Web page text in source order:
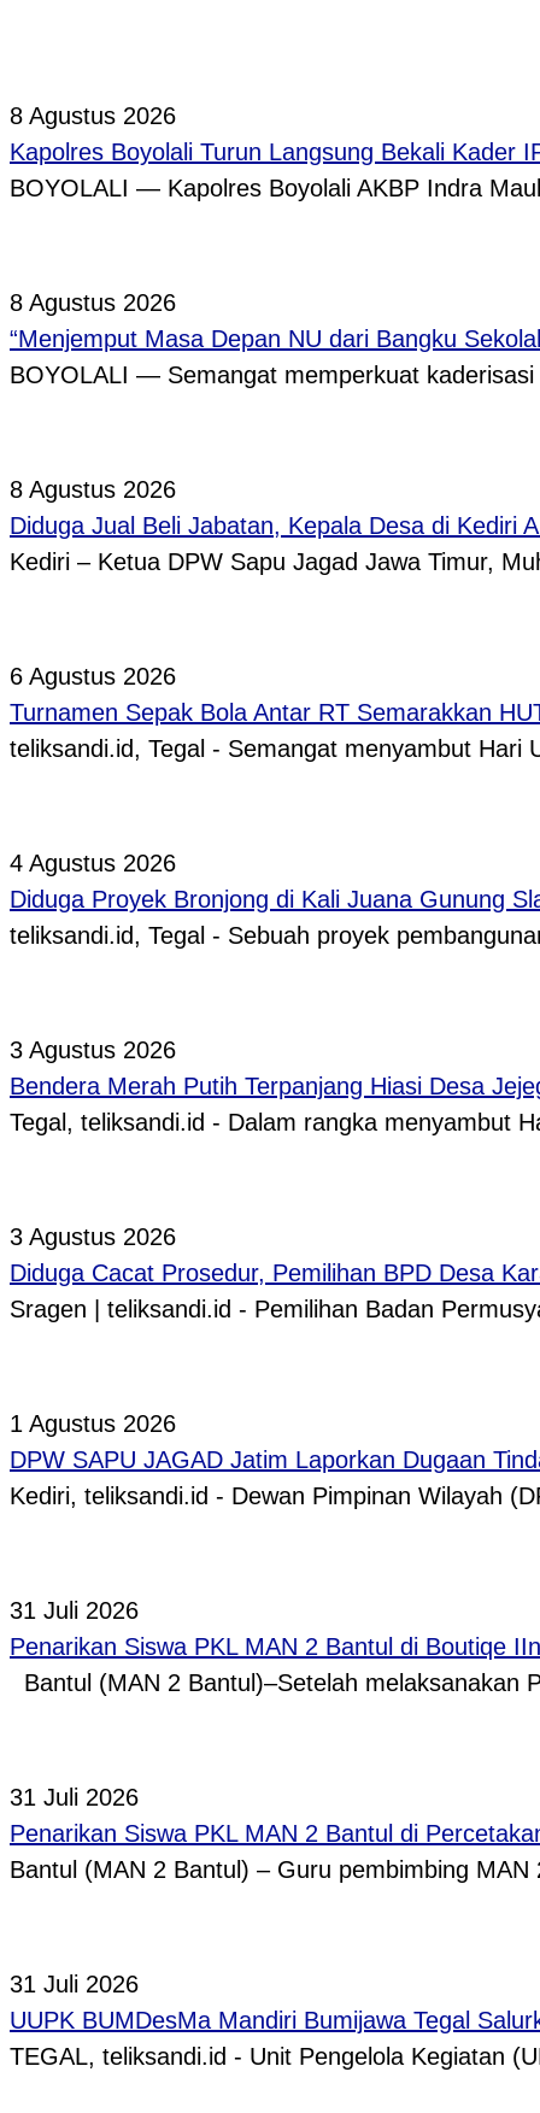
8 Agustus 2026
Kapolres Boyolali Turun Langsung Bekali Kader
BOYOLALI — Kapolres Boyolali AKBP Indra
8 Agustus 2026
“Menjemput Masa Depan NU dari Bangku
BOYOLALI — Semangat memperkuat
8 Agustus 2026
Diduga Jual Beli Jabatan, Kepala Desa di Kediri
Kediri – Ketua DPW Sapu Jagad Jawa Timur,
6 Agustus 2026
Turnamen Sepak Bola Antar RT Semarakkan
teliksandi.id, Tegal - Semangat menyambut Hari
4 Agustus 2026
Diduga Proyek Bronjong di Kali Juana Gunung
teliksandi.id, Tegal - Sebuah proyek
3 Agustus 2026
Bendera Merah Putih Terpanjang Hiasi Desa
Tegal, teliksandi.id - Dalam rangka menyambut
3 Agustus 2026
Diduga Cacat Prosedur, Pemilihan BPD Desa
Sragen | teliksandi.id - Pemilihan Badan
1 Agustus 2026
DPW SAPU JAGAD Jatim Laporkan Dugaan
Kediri, teliksandi.id - Dewan Pimpinan Wilayah
31 Juli 2026
Penarikan Siswa PKL MAN 2 Bantul di Boutiqe
Bantul (MAN 2 Bantul)–Setelah melaksanakan
31 Juli 2026
Penarikan Siswa PKL MAN 2 Bantul di
Bantul (MAN 2 Bantul) – Guru pembimbing
31 Juli 2026
UUPK BUMDesMa Mandiri Bumijawa Tegal
TEGAL, teliksandi.id - Unit Pengelola Kegiatan